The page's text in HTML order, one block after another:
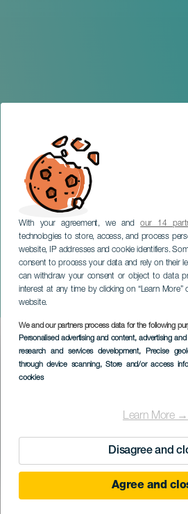
With your agreement, we andour 14
technologies to store, access, and process
website, IP addresses and cookie identifiers.
consent to process your data and rely on their
can withdraw your consent or object to data
interest at any time by clicking on “Learn
website.
We and our partners process data for the following
Personalised advertising and content, advertising
research and services development, Precise
through device scanning, Store and/or access
cookies
Learn More →
Disagree and
Agree and
Дело № 31:
ЛАНСАРОТЕ
Imagen
Listado